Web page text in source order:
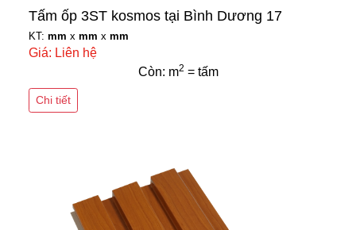
Tấm ốp 3ST kosmos tại Bình Dương 17
KT: mm x mm x mm
Giá: Liên hệ
Còn: m2 = tấm
Chi tiết